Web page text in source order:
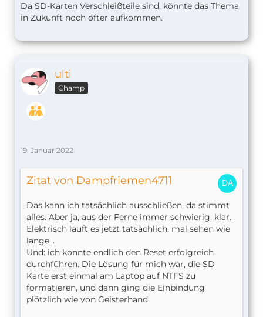
Da SD-Karten Verschleißteile sind, könnte das Thema
in Zukunft noch öfter aufkommen.
ulti
Champ
19. Januar 2022
Zitat von Dampfriemen4711
Das kann ich tatsächlich ausschließen, da stimmt
alles. Aber ja, aus der Ferne immer schwierig, klar.
Elektrisch läuft es jetzt tatsächlich, mal sehen wie
lange…
Und: ich konnte endlich den Reset erfolgreich
durchführen. Die Lösung für mich war, die SD
Karte erst einmal am Laptop auf NTFS zu
formatieren, und dann ging die Einbindung
plötzlich wie von Geisterhand.